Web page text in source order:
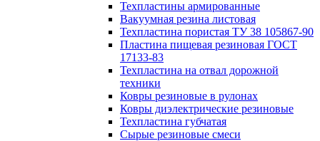
Техпластины армированные
Вакуумная резина листовая
Техпластина пористая ТУ 38 105867-90
Пластина пищевая резиновая ГОСТ
17133-83
Техпластина на отвал дорожной
техники
Ковры резиновые в рулонах
Ковры диэлектрические резиновые
Техпластина губчатая
Сырые резиновые смеси